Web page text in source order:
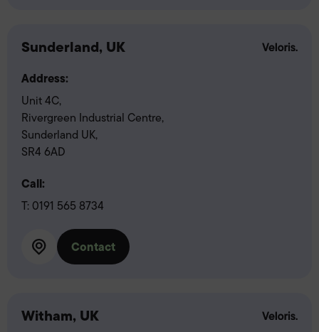
Sunderland, UK
Address:
Unit 4C,
Rivergreen Industrial Centre,
Sunderland UK,
SR4 6AD
Call:
T: 0191 565 8734
Contact
Witham, UK